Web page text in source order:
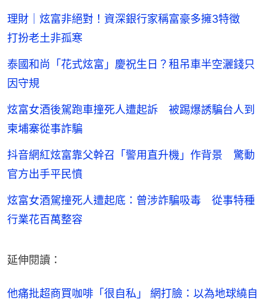
理財｜炫富非絕對！資深銀行家稱富豪多擁3特徵
打扮老土非孤寒
泰國和尚「花式炫富」慶祝生日？租吊車半空灑錢只
因守規
炫富女酒後駕跑車撞死人遭起訴 被踢爆誘騙台人到
柬埔寨從事詐騙
抖音網紅炫富靠父幹召「警用直升機」作背景 驚動
官方出手平民憤
炫富女酒駕撞死人遭起底：曾涉詐騙吸毒 從事特種
行業花百萬整容
延伸閱讀：
他痛批超商買咖啡「很自私」 網打臉：以為地球繞自